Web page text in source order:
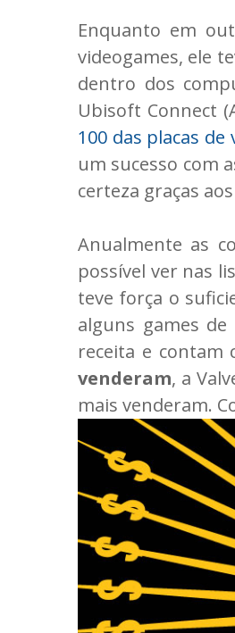
Enquanto em
videogames, ele
dentro dos
Ubisoft Connect
100 das placas
um sucesso com
certeza graças
Anualmente as
possível ver nas
teve força o
alguns games
receita e contam
venderam, a
mais venderam.